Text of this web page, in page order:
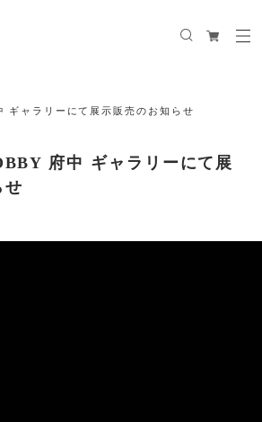
ギャラリーにて展示販売のお知らせ
府中 ギャラリーにて展
せ